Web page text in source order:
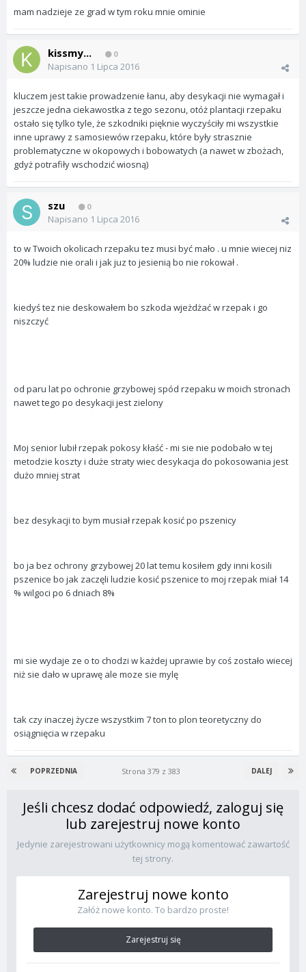
mam nadzieje ze grad w tym roku mnie ominie
kissmy... 0
Napisano 1 Lipca 2016
kluczem jest takie prowadzenie łanu, aby desykacji nie wymagał i
jeszcze jedna ciekawostka z tego sezonu, otóż plantacji rzepaku
ostało się tylko tyle, że szkodniki pięknie wyczyściły mi wszystkie
inne uprawy z samosiewów rzepaku, które były strasznie
problematyczne w okopowych i bobowatych (a nawet w zbożach,
gdyż potrafiły wschodzić wiosną)
szu 0
Napisano 1 Lipca 2016
to w Twoich okolicach rzepaku tez musi być mało . u mnie wiecej niz
20% ludzie nie orali i jak juz to jesienią bo nie rokował .
kiedyś tez nie deskowałem bo szkoda wjeżdżać w rzepak i go
niszczyć
od paru lat po ochronie grzybowej spód rzepaku w moich stronach
nawet tego po desykacji jest zielony
Moj senior lubił rzepak pokosy kłaść - mi sie nie podobało w tej
metodzie koszty i duże straty wiec desykacja do pokosowania jest
dużo mniej strat
bez desykacji to bym musiał rzepak kosić po pszenicy
bo ja bez ochrony grzybowej 20 lat temu kosiłem gdy inni kosili
pszenice bo jak zaczęli ludzie kosić pszenice to moj rzepak miał 14
% wilgoci po 6 dniach 8%
mi sie wydaje ze o to chodzi w każdej uprawie by coś zostało wiecej
niż sie dało w uprawę ale moze sie mylę
tak czy inaczej życze wszystkim 7 ton to plon teoretyczny do
osiągnięcia w rzepaku
POPRZEDNIA DALEJ
Strona 379 z 383
Jeśli chcesz dodać odpowiedź, zaloguj się
lub zarejestruj nowe konto
Jedynie zarejestrowani użytkownicy mogą komentować zawartość
tej strony.
Zarejestruj nowe konto
Załóż nowe konto. To bardzo proste!
Zarejestruj się